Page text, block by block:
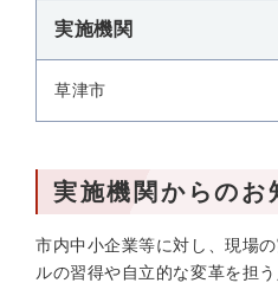
実施機関
草津市
実施機関からのお
市内中小企業等に対し、現場
ルの習得や自立的な変革を担